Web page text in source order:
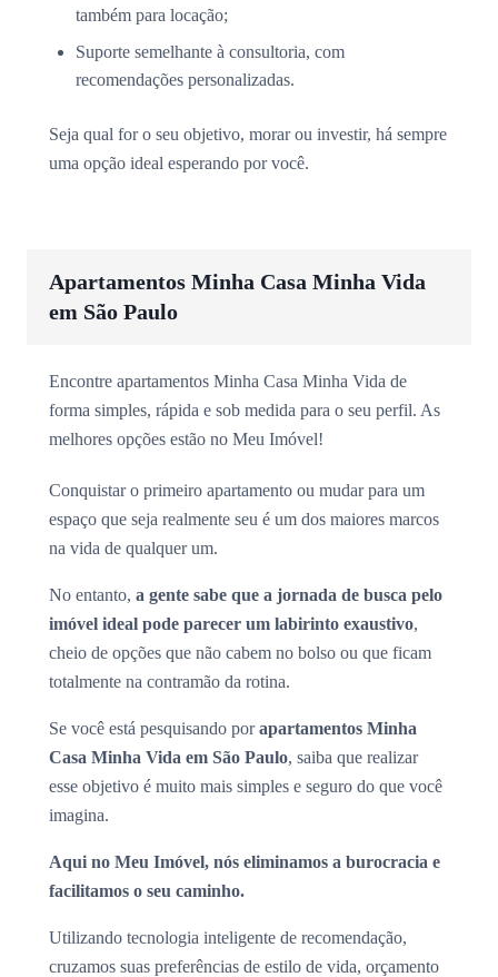
também para locação;
Suporte semelhante à consultoria, com
recomendações personalizadas.
Seja qual for o seu objetivo, morar ou investir, há sempre
uma opção ideal esperando por você.
Apartamentos Minha Casa Minha Vida
em São Paulo
Encontre apartamentos Minha Casa Minha Vida de
forma simples, rápida e sob medida para o seu perfil. As
melhores opções estão no Meu Imóvel!
Conquistar o primeiro apartamento ou mudar para um
espaço que seja realmente seu é um dos maiores marcos
na vida de qualquer um.
No entanto, a gente sabe que a jornada de busca pelo
imóvel ideal pode parecer um labirinto exaustivo,
cheio de opções que não cabem no bolso ou que ficam
totalmente na contramão da rotina.
Se você está pesquisando porapartamentos Minha
Casa Minha Vida em São Paulo, saiba que realizar
esse objetivo é muito mais simples e seguro do que você
imagina.
Aqui no Meu Imóvel, nós eliminamos a burocracia e
facilitamos o seu caminho.
Utilizando tecnologia inteligente de recomendação,
cruzamos suas preferências de estilo de vida, orçamento